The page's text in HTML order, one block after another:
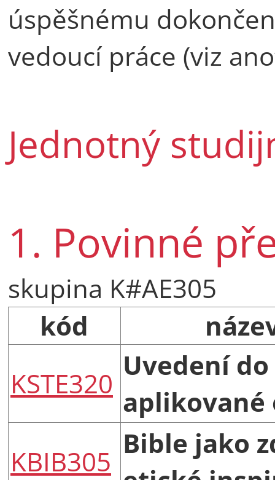
úspěšnému
vedoucí práce (viz
Jednotný
1. Povinné
skupina K#AE305
kód
KSTE320
Uvedení
KBIB305
Bible jako